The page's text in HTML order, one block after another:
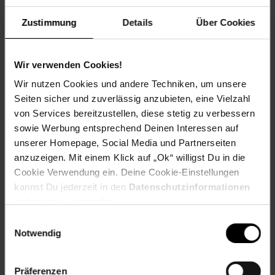
Zustimmung Details Über Cookies
Wir verwenden Cookies!
Wir nutzen Cookies und andere Techniken, um unsere
Seiten sicher und zuverlässig anzubieten, eine Vielzahl
von Services bereitzustellen, diese stetig zu verbessern
sowie Werbung entsprechend Deinen Interessen auf
unserer Homepage, Social Media und Partnerseiten
anzuzeigen. Mit einem Klick auf „Ok“ willigst Du in die
Cookie Verwendung ein. Deine Cookie-Einstellungen
kannst Du jederzeit in den Datenschutzinformationen
Notwendig
Präferenzen
Montagematerial und Montageanleitung (ohne
Länge (cm): 177
Maße: Hochbett (B204 x H110 x T115/177),
Kleiderschrank (B80 x H185 x T51)
Oberfläche: Foliert
Pflegehinweis: Bitte nur mit einem Staubtuch oder
leicht feuchtem Lappen reinigen. Keine scheuernden
Putzmittel verwenden.
Raum: Schlafzimmer
Tiefe (cm): 177
Wohnstil: Modern
Telefonnummer wird zwingend für die Anlieferung
Artikelnummer: 2729700000